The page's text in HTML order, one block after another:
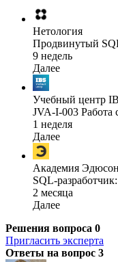
Нетология
Продвинутый
9 недель
Далее
Учебный центр
JVA-I-003 Работа
1 неделя
Далее
Академия Эдюсон
SQL-
2 месяца
Далее
Решения вопроса 0
Пригласить эксперта
Ответы на вопрос 3